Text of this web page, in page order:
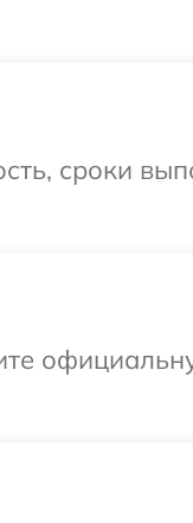
сроки